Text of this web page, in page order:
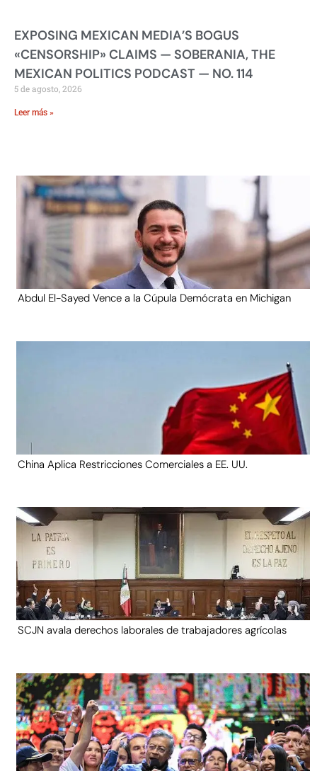
EXPOSING MEXICAN MEDIA’S BOGUS
«CENSORSHIP» CLAIMS — SOBERANIA, THE
MEXICAN POLITICS PODCAST — NO. 114
5 de agosto, 2026
Leer más »
Abdul El-Sayed Vence a la Cúpula Demócrata en Michigan
China Aplica Restricciones Comerciales a EE. UU.
SCJN avala derechos laborales de trabajadores agrícolas